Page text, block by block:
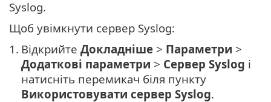
Syslog.
Щоб увімкнути сервер Syslog:
1. Відкрийте Докладніше > Параметри >
Додаткові параметри > Сервер Syslog і
натисніть перемикач біля пункту
Використовувати сервер Syslog.